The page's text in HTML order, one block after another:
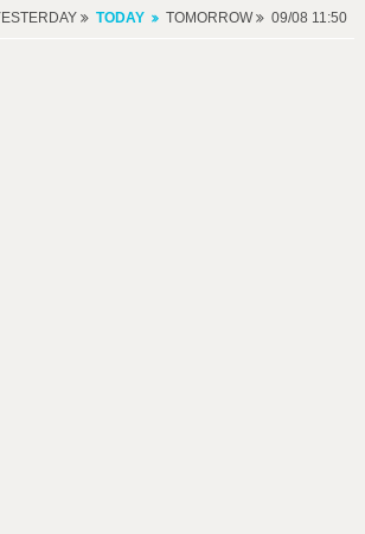
TODAY TOMORROW 09/08 11:50